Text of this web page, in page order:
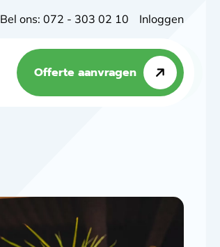
Bel ons: 072 - 303 02 10 Inloggen
Offerte aanvragen